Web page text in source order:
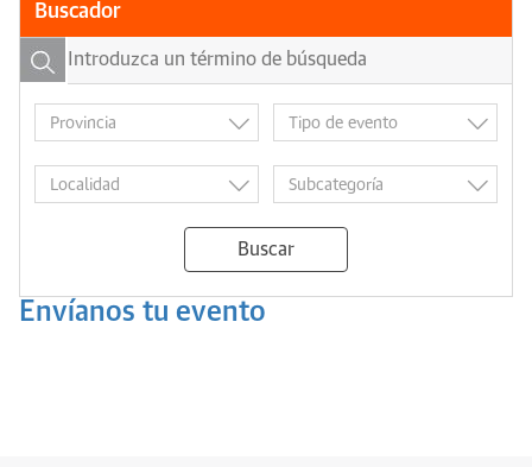
Buscador
Buscar
Envíanos tu evento